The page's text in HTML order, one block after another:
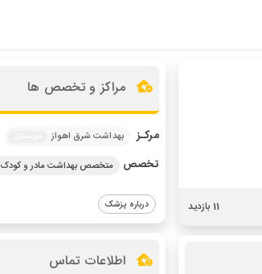
11 بازدید
مراکز و تخصص ها
مرکـز بهداشت شرق اهواز
تخصص متخصص بهداشت مادر و کودک
درباره پزشک
اطلاعات تماس